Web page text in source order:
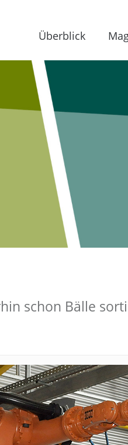
Überblick
schon Bälle